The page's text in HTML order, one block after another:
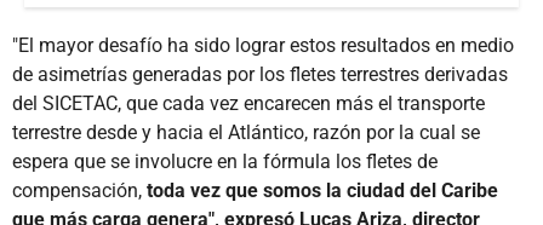
"El mayor desafío ha sido lograr estos resultados en medio
de asimetrías generadas por los fletes terrestres derivadas
del SICETAC, que cada vez encarecen más el transporte
terrestre desde y hacia el Atlántico, razón por la cual se
espera que se involucre en la fórmula los fletes de
compensación, toda vez que somos la ciudad del Caribe
que más carga genera", expresó Lucas Ariza, director